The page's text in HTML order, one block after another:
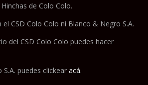
de Colo Colo.
CSD Colo Colo ni Blanco & Negro S.A.
del CSD Colo Colo puedes hacer
puedes clickear acá.